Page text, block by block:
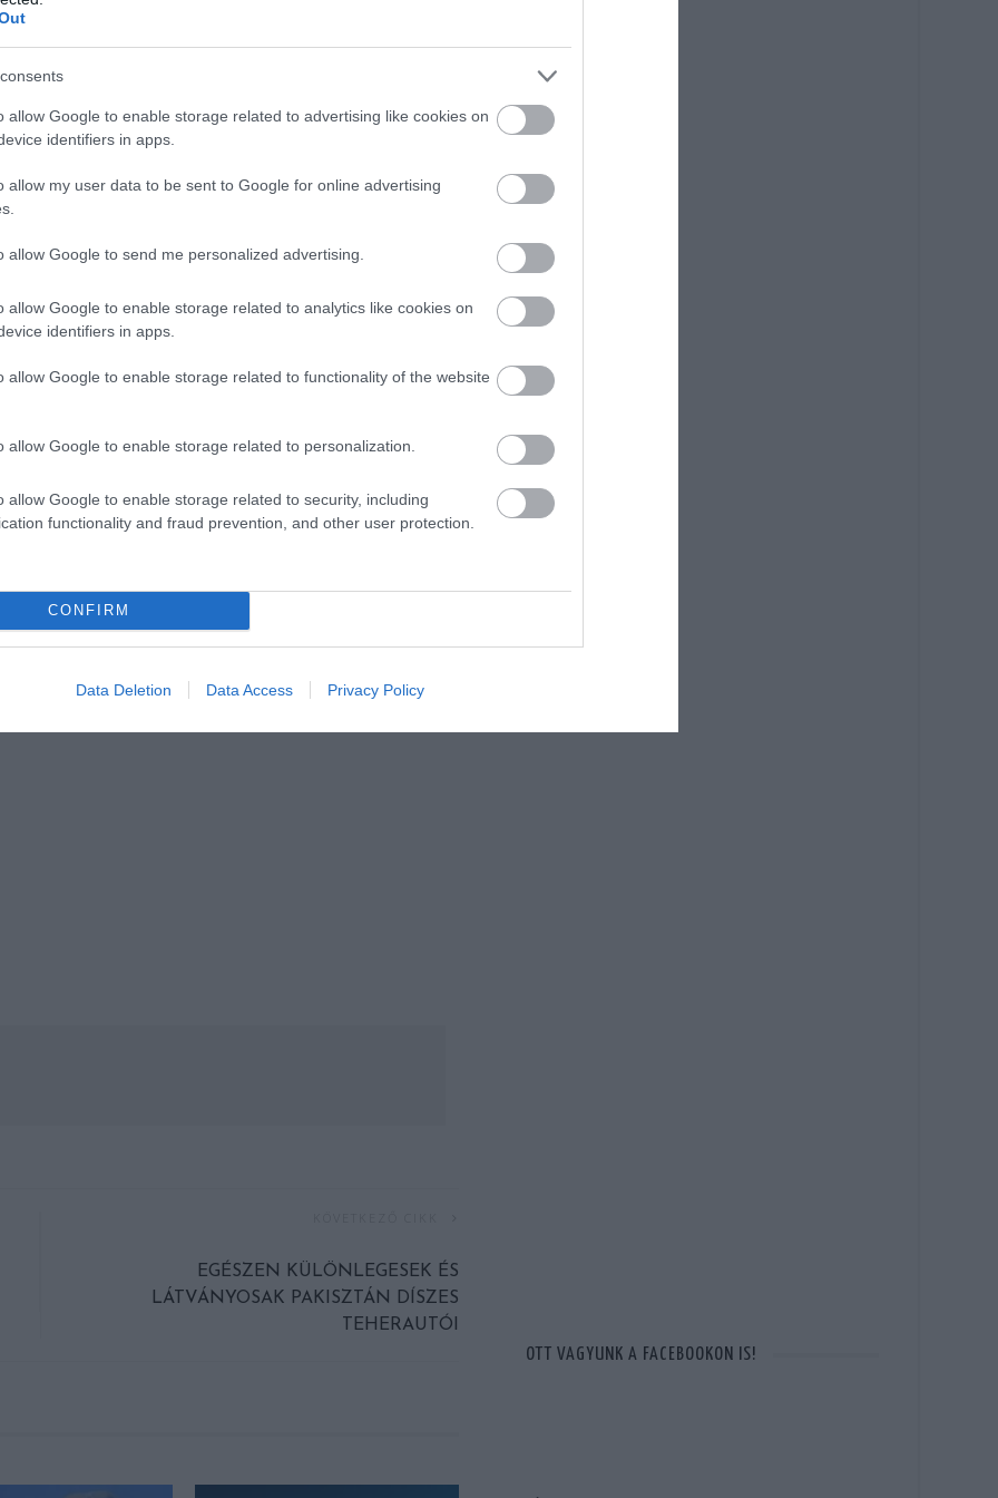
allow Google to enable storage related to advertising like cookies on
identifiers in apps.
allow my user data to be sent to Google for online advertising
allow Google to send me personalized advertising.
allow Google to enable storage related to analytics like cookies on
identifiers in apps.
allow Google to enable storage related to functionality of the website
allow Google to enable storage related to personalization.
allow Google to enable storage related to security, including
functionality and fraud prevention, and other user protection.
CONFIRM
Data Deletion Data Access Privacy Policy
EGÉSZEN KÜLÖNLEGESEK ÉS
LÁTVÁNYOSAK PAKISZTÁN DÍSZES
TEHERAUTÓI
OTT VAGYUNK A FACEBOOKON IS!